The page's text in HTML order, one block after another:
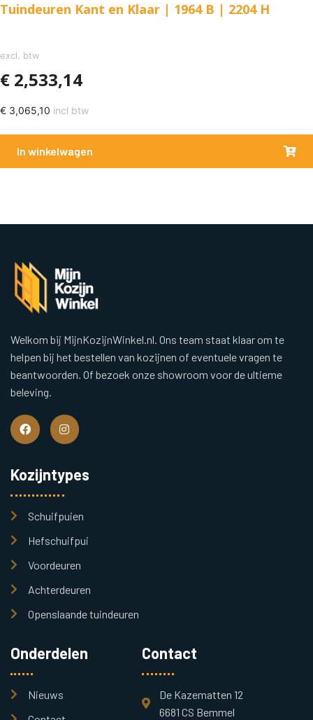
Tuindeuren Kant en Klaar | 1964 B | 2204 H
excl. btw
€ 2,533,14
€ 3,065,10 incl btw
In winkelwagen
Welkom bij MijnKozijnWinkel.nl. Ons team staat klaar om te
helpen bij het bestellen van kozijnen of eventuele vragen te
beantwoorden. Of bezoek onze showroom voor de ultieme
beleving.
Kozijntypes
Schuifpuien
Hefschuifpui
Voordeuren
Achterdeuren
Openslaande tuindeuren
Onderdelen
Nieuws
Contact
De Kazematten 12
6681 CS Bemmel